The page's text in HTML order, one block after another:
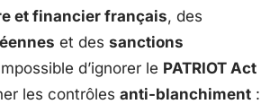
et financier français, des
et des sanctions
d’ignorer le PATRIOT Act
les contrôles anti-blanchiment :